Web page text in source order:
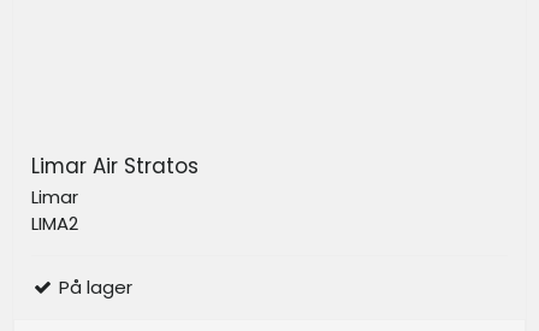
Limar Air Stratos
Limar
LIMA2
På lager